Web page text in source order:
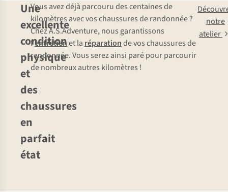
Une
excellente
condition
physique
et
des
chaussures
en
parfait
état
Vous avez déjà parcouru des centaines de
kilomètres avec vos chaussures de randonnée ?
Chez A.S.Adventure, nous garantissons
l’entretienet la réparationde vos chaussures de
randonnée. Vous serez ainsi paré pour parcourir
de nombreux autres kilomètres !
notre
atelier